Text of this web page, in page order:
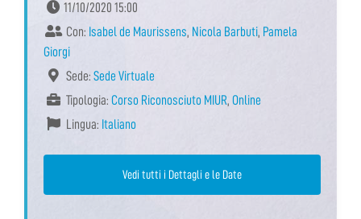
11/10/2020 15:00
Con: Isabel de Maurissens, Nicola Barbuti, Pamela
Giorgi
Sede: Sede Virtuale
Tipologia: Corso Riconosciuto MIUR, Online
Lingua: Italiano
Vedi tutti i Dettagli e le Date